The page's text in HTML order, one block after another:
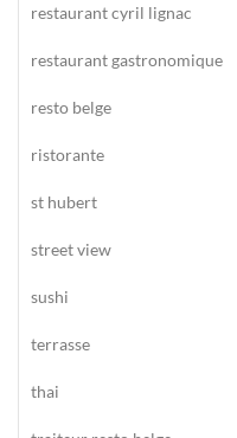
restaurant cyril lignac
restaurant gastronomique
resto belge
ristorante
st hubert
street view
sushi
terrasse
thai